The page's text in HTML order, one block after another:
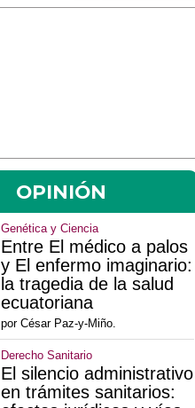
OPINIÓN
Genética y Ciencia
Entre El médico a palos
y El enfermo imaginario:
la tragedia de la salud
ecuatoriana
por César Paz-y-Miño.
Derecho Sanitario
El silencio administrativo
en trámites sanitarios: